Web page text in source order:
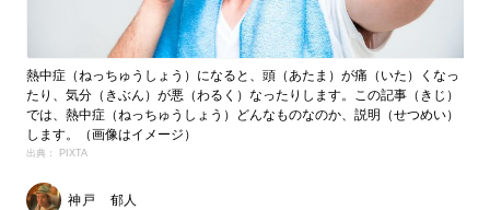
熱中症（ねっちゅうしょう）になると、頭（あたま）が痛（いた）くなっ
たり、気分（きぶん）が悪（わるく）なったりします。この記事（きじ）
では、熱中症（ねっちゅうしょう）どんなものなのか、説明（せつめい）
します。（画像はイメージ）
出典： PIXTA
神戸 郁人